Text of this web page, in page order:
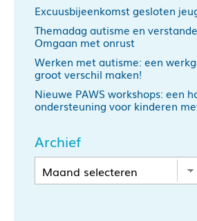
Excuusbijeenkomst gesloten
Themadag autisme en
Omgaan met onrust
Werken met autisme: een
groot verschil maken!
Nieuwe PAWS workshops: een
ondersteuning voor kinderen
Archief